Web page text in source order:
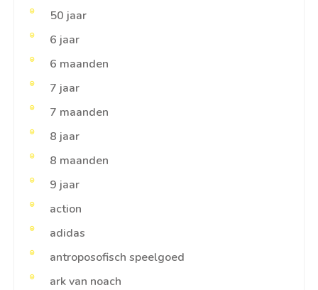
50 jaar
6 jaar
6 maanden
7 jaar
7 maanden
8 jaar
8 maanden
9 jaar
action
adidas
antroposofisch speelgoed
ark van noach